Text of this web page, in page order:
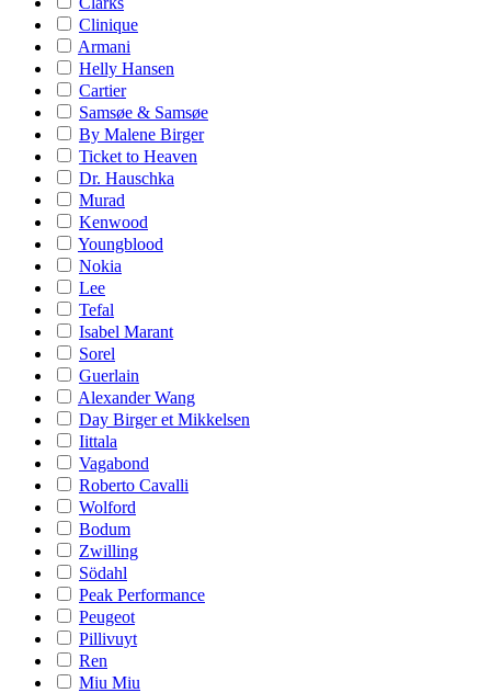
Clinique
Armani
Helly Hansen
Cartier
Samsøe & Samsøe
By Malene Birger
Ticket to Heaven
Dr. Hauschka
Murad
Kenwood
Youngblood
Nokia
Lee
Tefal
Isabel Marant
Sorel
Guerlain
Alexander Wang
Day Birger et Mikkelsen
Iittala
Vagabond
Roberto Cavalli
Wolford
Bodum
Zwilling
Södahl
Peak Performance
Peugeot
Pillivuyt
Ren
Miu Miu